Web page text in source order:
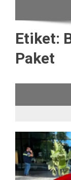
Etiket:
Paket